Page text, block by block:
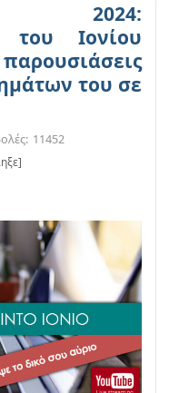
2024:
του Ιονίου
του σε
11452